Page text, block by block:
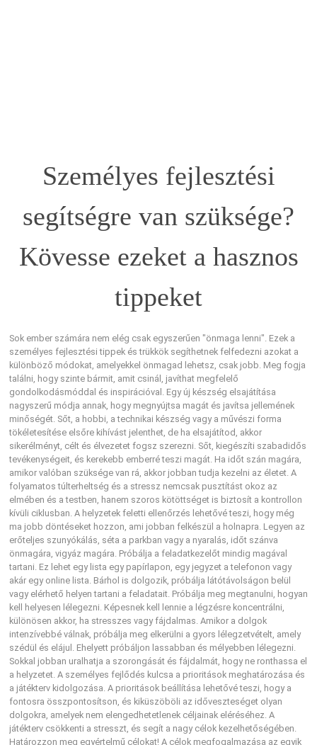
Személyes fejlesztési
segítségre van szüksége?
Kövesse ezeket a hasznos
tippeket
Sok ember számára nem elég csak egyszerűen "önmaga lenni". Ezek a
személyes fejlesztési tippek és trükkök segíthetnek felfedezni azokat a
különböző módokat, amelyekkel önmagad lehetsz, csak jobb. Meg fogja
találni, hogy szinte bármit, amit csinál, javíthat megfelelő
gondolkodásmóddal és inspirációval. Egy új készség elsajátítása
nagyszerű módja annak, hogy megnyújtsa magát és javítsa jellemének
minőségét. Sőt, a hobbi, a technikai készség vagy a művészi forma
tökéletesítése elsőre kihívást jelenthet, de ha elsajátítod, akkor
sikerélményt, célt és élvezetet fogsz szerezni. Sőt, kiegészíti szabadidős
tevékenységeit, és kerekebb emberré teszi magát. Ha időt szán magára,
amikor valóban szüksége van rá, akkor jobban tudja kezelni az életet. A
folyamatos túlterheltség és a stressz nemcsak pusztítást okoz az
elmében és a testben, hanem szoros kötöttséget is biztosít a kontrollon
kívüli ciklusban. A helyzetek feletti ellenőrzés lehetővé teszi, hogy még
ma jobb döntéseket hozzon, ami jobban felkészül a holnapra. Legyen az
erőteljes szunyókálás, séta a parkban vagy a nyaralás, időt szánva
önmagára, vigyáz magára. Próbálja a feladatkezelőt mindig magával
tartani. Ez lehet egy lista egy papírlapon, egy jegyzet a telefonon vagy
akár egy online lista. Bárhol is dolgozik, próbálja látótávolságon belül
vagy elérhető helyen tartani a feladatait. Próbálja meg megtanulni, hogyan
kell helyesen lélegezni. Képesnek kell lennie a légzésre koncentrálni,
különösen akkor, ha stresszes vagy fájdalmas. Amikor a dolgok
intenzívebbé válnak, próbálja meg elkerülni a gyors lélegzetvételt, amely
szédül és elájul. Ehelyett próbáljon lassabban és mélyebben lélegezni.
Sokkal jobban uralhatja a szorongását és fájdalmát, hogy ne ronthassa el
a helyzetet. A személyes fejlődés kulcsa a prioritások meghatározása és
a játékterv kidolgozása. A prioritások beállítása lehetővé teszi, hogy a
fontosra összpontosítson, és kiküszöböli az időveszteséget olyan
dolgokra, amelyek nem elengedhetetlenek céljainak eléréséhez. A
játékterv csökkenti a stresszt, és segít a nagy célok kezelhetőségében.
Határozzon meg egyértelmű célokat! A célok megfogalmazása az egyik